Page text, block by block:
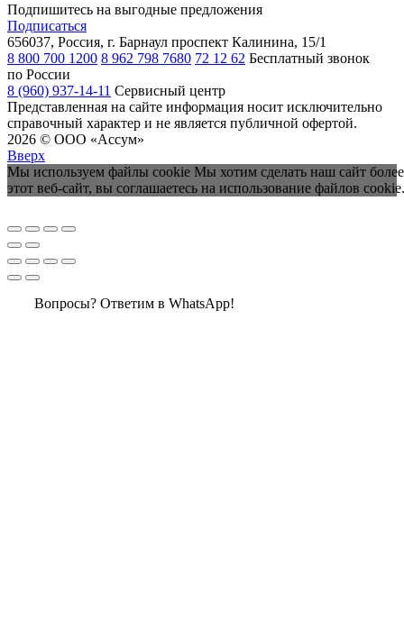
Подпишитесь на выгодные предложения
Подписаться
656037, Россия, г. Барнаул проспект Калинина, 15/1
8 800 700 1200 8 962 798 7680 72 12 62 Бесплатный звонок
по России
8 (960) 937-14-11 Сервисный центр
Представленная на сайте информация носит исключительно
справочный характер и не является публичной офертой.
2026 © ООО «Ассум»
Вверх
Мы используем файлы cookie Мы хотим сделать наш сайт
этот веб-сайт, вы соглашаетесь на использование файлов cookie.
Вопросы? Ответим в WhatsApp!